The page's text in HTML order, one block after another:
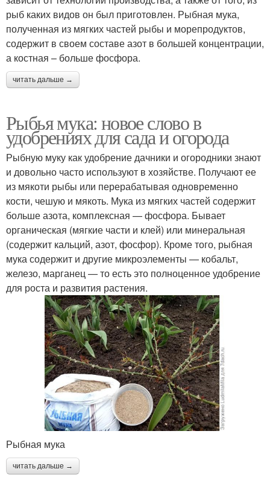
рыб каких видов он был приготовлен. Рыбная мука,
полученная из мягких частей рыбы и морепродуктов,
содержит в своем составе азот в большей концентрации,
а костная – больше фосфора.
читать дальше →
Рыбья мука: новое слово в
удобрениях для сада и огорода
Рыбную муку как удобрение дачники и огородники знают
и довольно часто используют в хозяйстве. Получают ее
из мякоти рыбы или перерабатывая одновременно
кости, чешую и мякоть. Мука из мягких частей содержит
больше азота, комплексная — фосфора. Бывает
органическая (мягкие части и клей) или минеральная
(содержит кальций, азот, фосфор). Кроме того, рыбная
мука содержит и другие микроэлементы — кобальт,
железо, марганец — то есть это полноценное удобрение
для роста и развития растения.
Рыбная мука
читать дальше →